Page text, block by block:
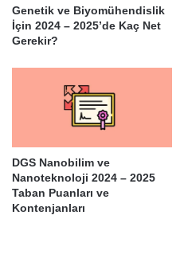
Genetik ve Biyomühendislik
İçin 2024 – 2025’de Kaç Net
Gerekir?
DGS Nanobilim ve
Nanoteknoloji 2024 – 2025
Taban Puanları ve
Kontenjanları